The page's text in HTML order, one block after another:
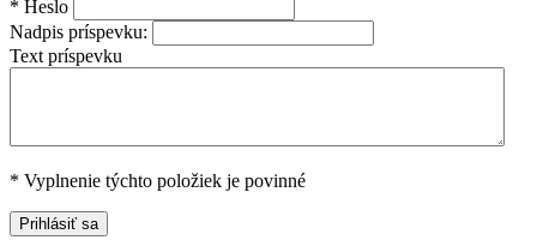
* Heslo
Nadpis príspevku:
Text príspevku
* Vyplnenie týchto položiek je povinné